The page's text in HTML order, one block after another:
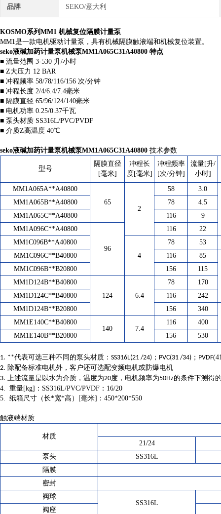
品牌 SEKO/意大利
KOSMO系列MM1 机械复位隔膜计量泵
MM1是一款电机驱动计量泵，具有机械隔膜触液端和机械复位装置。
seko液碱加药计量泵机械泵MM1A065C31A40800 特点
■ 流量范围 3-530 升/小时
■ Z大压力 12 BAR
■ 冲程频率 58/78/116/156 次/分钟
■ 冲程长度 2/4/6.4/7.4毫米
■ 隔膜直径 65/96/124/140毫米
■ 电机功率 0.25/0.37千瓦
■ 泵头材质 SS316L/PVC/PVDF
■ 介质Z高温度 40℃
seko液碱加药计量泵机械泵MM1A065C31A40800 技术参数
型号
隔膜直径
[毫米]
冲程长
度[毫米]
冲程频率
[次/分钟]
流量[升/
小时]
MM1A065A**A40800
65
2
58
3.0
MM1A065B**A40800
78
4.5
MM1A065C**A40800
116
9
MM1A096C**A40800
96
116
22
MM1C096B**A40800
4
78
53
MM1C096C**B40800
116
85
MM1C096B**B20800
156
115
MM1D124B**B40800
124
6.4
78
170
MM1D124C**B40800
116
242
MM1D124B**B20800
156
340
MM1E140C**B40800
140
7.4
116
400
MM1E140B**B20800
156 530
1. **代表可选三种不同的泵头材质：SS316L(21 /24) ； PVC(31 /34) ； PVDF
2. 除配备标准电机外，客户还可选配变频电机或防爆电机
3. 上述流量是以水为介质，温度为20度，电机频率为50Hz的条件下测得
4. 重量[kg]：SS316L/PVC/PVDF：16/20
5. 纸箱尺寸（长*宽*高）[毫米]：450*200*550
触液端材质
材质
21/24
泵头
SS316L
隔膜
密封
阀球
SS316L
阀座